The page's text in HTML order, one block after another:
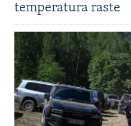
temperatura raste